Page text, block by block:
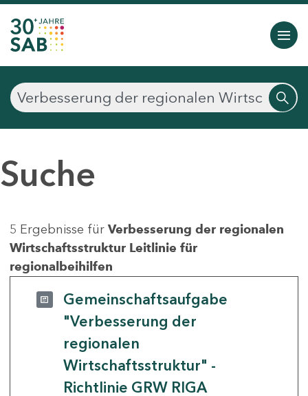
Suche
5 Ergebnisse für Verbesserung der regionalen
Wirtschaftsstruktur Leitlinie für
regionalbeihilfen
Gemeinschaftsaufgabe
"Verbesserung der
regionalen
Wirtschaftsstruktur" -
Richtlinie GRW RIGA